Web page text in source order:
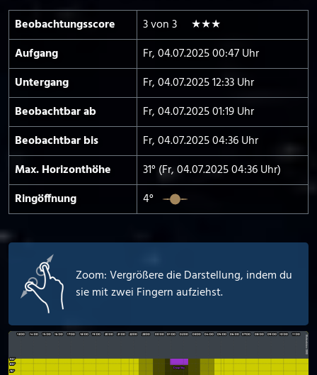
Beobachtungs­score
3 von 3 ★★★
Aufgang
Fr, 04.07.2025 00:47 Uhr
Untergang
Fr, 04.07.2025 12:33 Uhr
Beobachtbar ab
Fr, 04.07.2025 01:19 Uhr
Beobachtbar bis
Fr, 04.07.2025 04:36 Uhr
Max. Horizont­höhe
31° (Fr, 04.07.2025 04:36 Uhr)
Ringöffnung
4°
Zoom: Vergrößere die Darstellung, indem du
sie mit zwei Fingern aufziehst.